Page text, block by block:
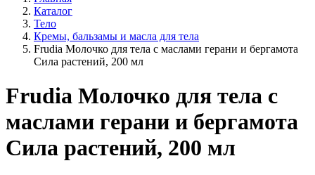
Каталог
Тело
Кремы, бальзамы и масла для тела
Frudia Молочко для тела с маслами герани и бергамота
Сила растений, 200 мл
Frudia Молочко для тела с
маслами герани и бергамота
Сила растений, 200 мл